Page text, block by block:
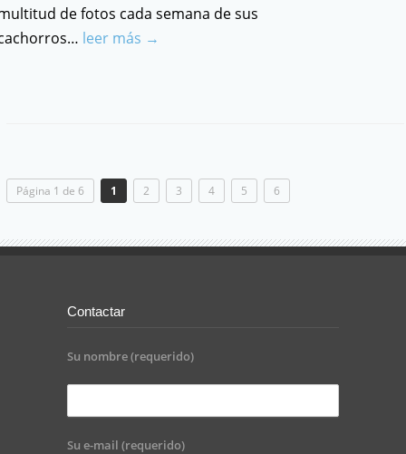
de fotos cada semana de sus
leer más →
Página 1 de 6 1 2 3 4 5 6
Contactar
Su nombre (requerido)
Su e-mail (requerido)